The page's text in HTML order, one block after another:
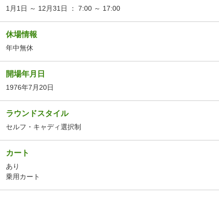
1月1日 ～ 12月31日 ： 7:00 ～ 17:00
休場情報
年中無休
開場年月日
1976年7月20日
ラウンドスタイル
セルフ・キャディ選択制
カート
あり
乗用カート